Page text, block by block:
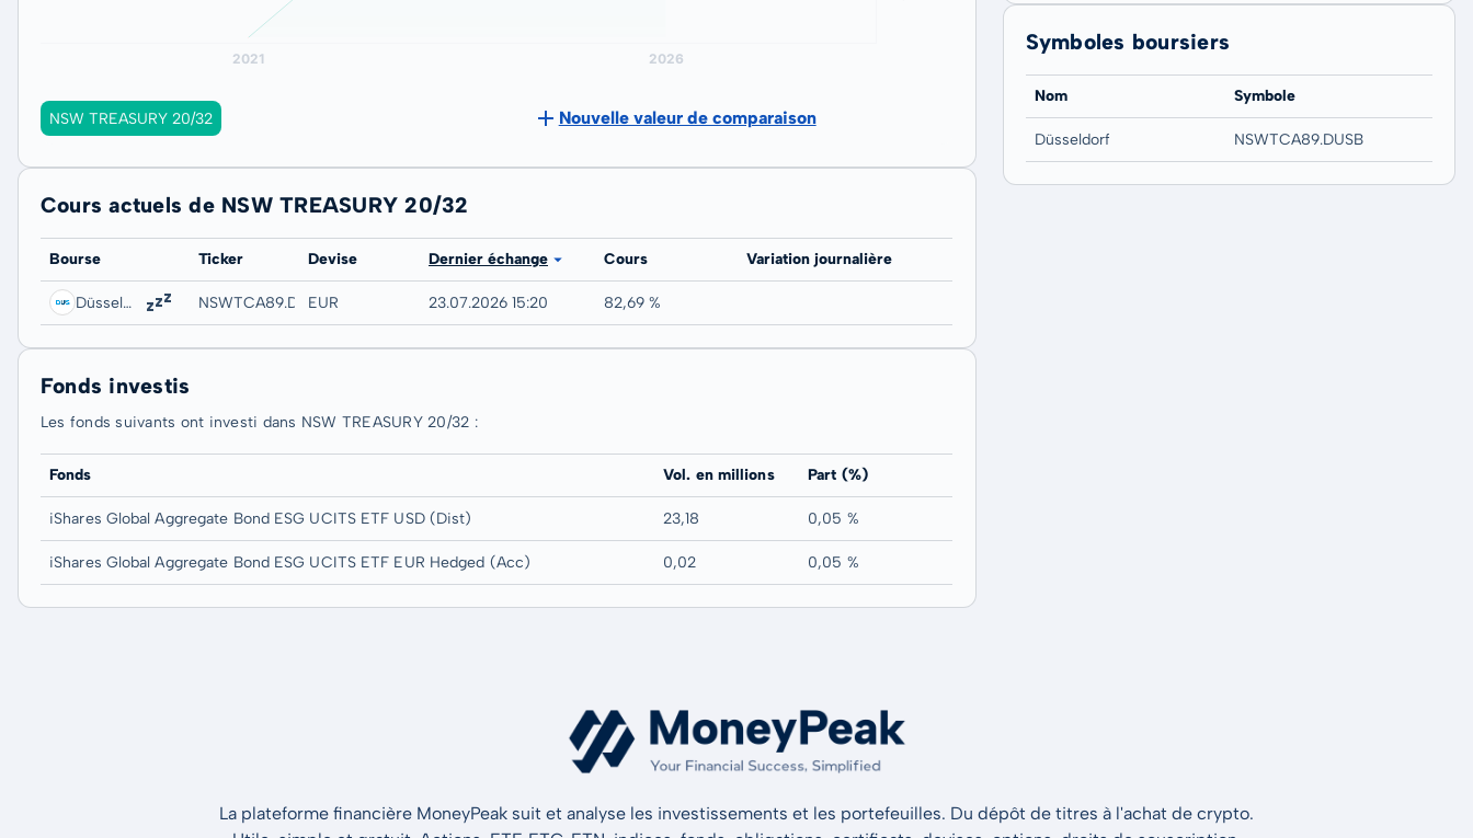
NSW TREASURY 20/32 Nouvelle valeur de comparaison
Cours actuels de NSW TREASURY 20/32
Bourse Ticker Devise Dernier échange Cours Variation journalière
Düsseldorf NSWTCA89.DUSB
EUR 23.07.2026 15:20 82,69 %
Fonds investis
Les fonds suivants ont investi dans NSW TREASURY 20/32 :
Fonds Vol. en millions Part (%)
iShares Global Aggregate Bond ESG UCITS ETF USD (Dist) 23,18 0,05 %
iShares Global Aggregate Bond ESG UCITS ETF EUR Hedged (Acc) 0,02 0,05 %
Symboles boursiers
Nom Symbole
Düsseldorf NSWTCA89.DUSB
La plateforme financière MoneyPeak suit et analyse les investissements et les portefeuilles. Du dépôt de titres à l'achat de crypto.